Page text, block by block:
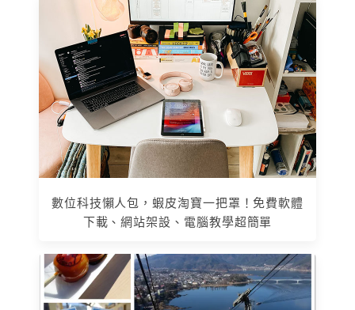
數位科技懶人包，蝦皮淘寶一把罩！免費軟體
下載、網站架設、電腦教學超簡單